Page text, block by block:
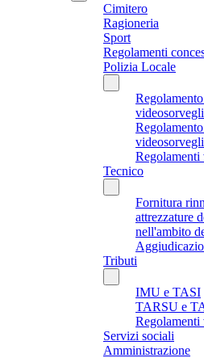
Cimitero
Ragioneria
Sport
Regolamenti
Polizia Locale
Regolamenti
Tecnico
Fornitura
attrezzature
nell'ambito
Tributi
IMU e TASI
TARSU e
Regolamenti
Servizi sociali
Amministrazione